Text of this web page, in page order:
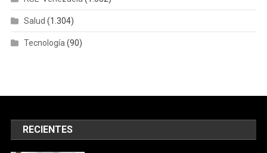
Salud (1.304)
Tecnología(90)
RECIENTES